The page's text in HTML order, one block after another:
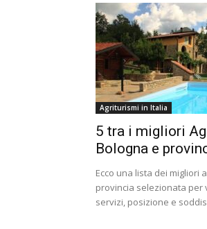
Agriturismi in Italia
5 tra i migliori
Bologna e
Ecco una lista dei migliori
provincia selezionata per
servizi, posizione e